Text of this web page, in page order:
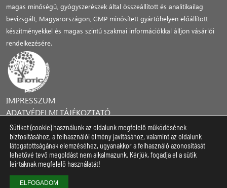
magas minőségű, gyógyszerészek által összeállított és analitikailag
bevizsgált, Magyarországon, GMP minősített gyártóhelyen előállított
készítményekkel és magas szintű szakmai információkkal álljon vásárlói
rendelkezésére.
IMPRESSZUM
ADATVÉDELMI TÁJÉKOZTATÓ
JOGI NYILATKOZAT
KAPCSOLAT
FELIRATKOZÁS HÍRLEVELEINKRE
© 2023 BIOTIC GYÓGYSZERÉSZETI KFT.
Sütiket (cookie) használunk az oldalunk megfelelő működésének
biztosításához, a felhasználói élmény javításához, valamint az oldalunk
látogatottságának elemzéséhez, ugyanakkor a felhasználó azonosítását
lehetővé tevő megoldást nem alkalmazunk. Kérjük, fogadja el a sütik
leírtaknak megfelelő használatát!
ELFOGADOM